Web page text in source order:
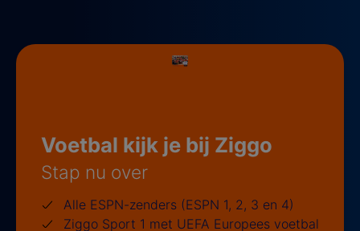
Voetbal kijk je bij Ziggo
Stap nu over
Alle ESPN-zenders (ESPN 1, 2, 3 en 4)
Ziggo Sport 1 met UEFA Europees voetbal